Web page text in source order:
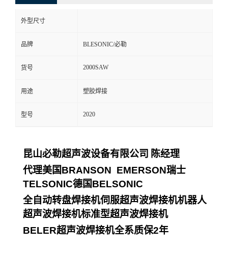
外型尺寸
品牌 BLESONIC/必勒
货号 2000SAW
用途 塑胶焊接
型号 2020
昆山必勒超声波设备有限公司 陈经理
代理美国BRANSON EMERSON瑞士
TELSONIC德国BELSONIC
全自动转盘焊接机伺服超声波焊接机机器人
超声波焊接机标准型超声波焊接机
BELER超声波焊接机全系质保2年